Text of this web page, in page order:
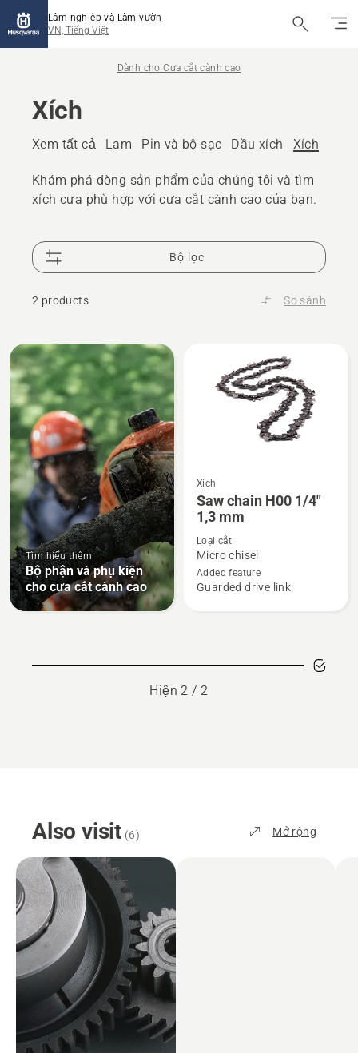
Lâm nghiệp và Làm vườn
VN, Tiếng Việt
Dành cho Cưa cắt cành cao
Xích
Xem tất cả Lam Pin và bộ sạc Dầu xích Xích
Khám phá dòng sản phẩm của chúng tôi và tìm
xích cưa phù hợp với cưa cắt cành cao của bạn.
Bộ lọc
2 products So sánh
All
products
Tìm hiểu thêm
Bộ phận và phụ kiện
cho cưa cắt cành cao
Xem
thêm
chi
tiết
Saw
Xích
Saw chain H00 1/4"
1,3 mm
Loại cắt
Micro chisel
Added feature
Guarded drive link
Hiện 2 / 2
Also visit (6) Mở rộng